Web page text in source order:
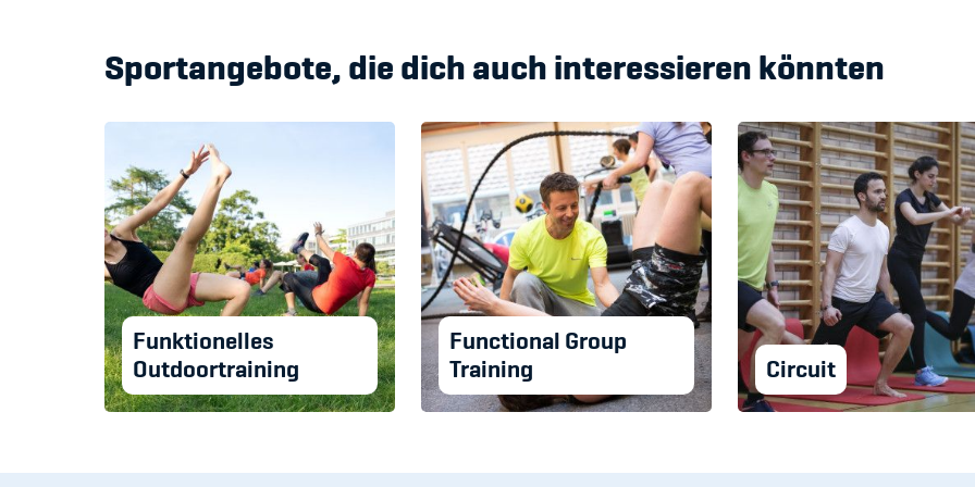
Sportangebote, die dich auch interessieren könnten
Funktionelles
Outdoortraining
Functional Group
Training
Circuit